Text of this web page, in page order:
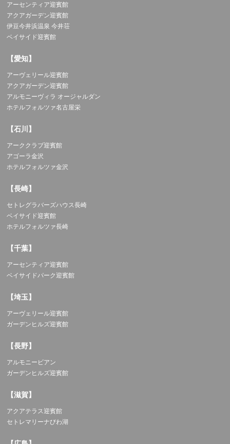
アーセンティア迎賓館
アクアガーデン迎賓館
伊豆今井浜温泉 今井荘
ベイサイド迎賓館
【愛知】
アーヴェリール迎賓館
アクアガーデン迎賓館
アルモニーヴィラ オージャルダン
ホテルフォルツァ名古屋栄
【石川】
アーククラブ迎賓館
アゴーラ金沢
ホテルフォルツァ金沢
【長崎】
セトレグラバーズハウス長崎
ベイサイド迎賓館
ホテルフォルツァ長崎
【千葉】
アーセンティア迎賓館
ベイサイドパーク迎賓館
【埼玉】
アーヴェリール迎賓館
ガーデンヒルズ迎賓館
【長野】
アルモニービアン
ガーデンヒルズ迎賓館
【滋賀】
アクアテラス迎賓館
セトレマリーナびわ湖